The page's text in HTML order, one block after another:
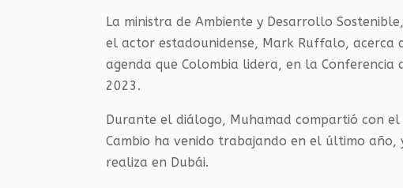
La ministra de Ambiente y Desarrollo
el actor estadounidense, Mark Ruffalo,
agenda que Colombia lidera, en la Conferencia
2023.
Durante el diálogo, Muhamad compartió con
Cambio ha venido trabajando en el último año,
realiza en Dubái.